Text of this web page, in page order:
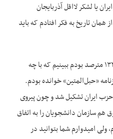
یا لشکر لااقل آذربایجان
تاریخ به فکر افتادم که باید
عازم تهران بودم برای ادامه تحصیل و یک‌ماه بعد از وقایع سوم شهریور من رفتم تهران و در دانشکده حقوق ثبت‌نام کردم و سال بعدش یعنی در سال ۱۳۲۱ مترصد بودم ببینیم که با چه
«حبل‌المتین» خوانده بودم.
وقتی در دوره دبیرستان درس می‌خواندم. خاطرات بسیار خوبی از دکتر مصدق داشتم و علاقه‌مند بودم او را از نزدیک بشناسم. تا اینکه در سال ۱۳۲۳ حزب ایران تشکیل شد و چون پیروی
سازمان دانشجویان را به اتفاق
امیدوارم شما بتوانید در